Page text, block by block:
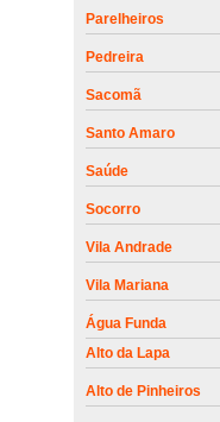
Parelheiros
Pedreira
Sacomã
Santo Amaro
Saúde
Socorro
Vila Andrade
Vila Mariana
Água Funda
Alto da Lapa
Alto de Pinheiros